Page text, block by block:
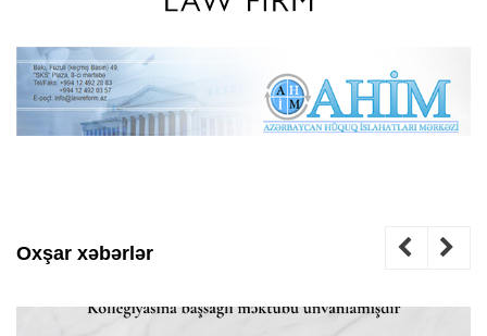
Oxşar xəbərlər